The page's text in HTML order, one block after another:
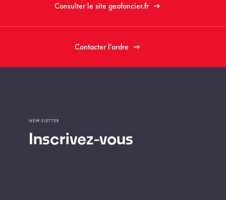
Consulter le site geofoncier.fr
Contacter l'ordre
Inscrivez-vous
NEWSLETTER